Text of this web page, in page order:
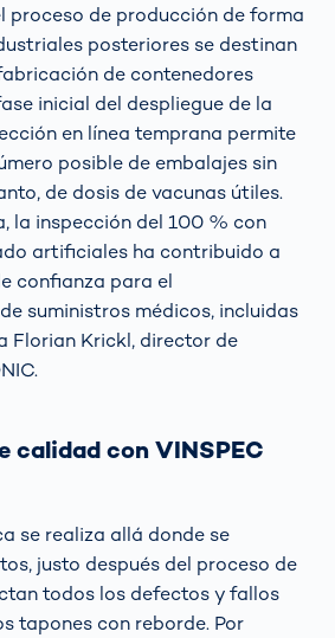
proceso de producción de forma
posteriores se destinan
de contenedores
inicial del despliegue de la
en línea temprana permite
posible de embalajes sin
de dosis de vacunas útiles.
la inspección del 100 % con
artificiales ha contribuido a
confianza para el
suministros médicos, incluidas
Florian Krickl, director de
calidad con VINSPEC
se realiza allá donde se
justo después del proceso de
todos los defectos y fallos
tapones con reborde. Por